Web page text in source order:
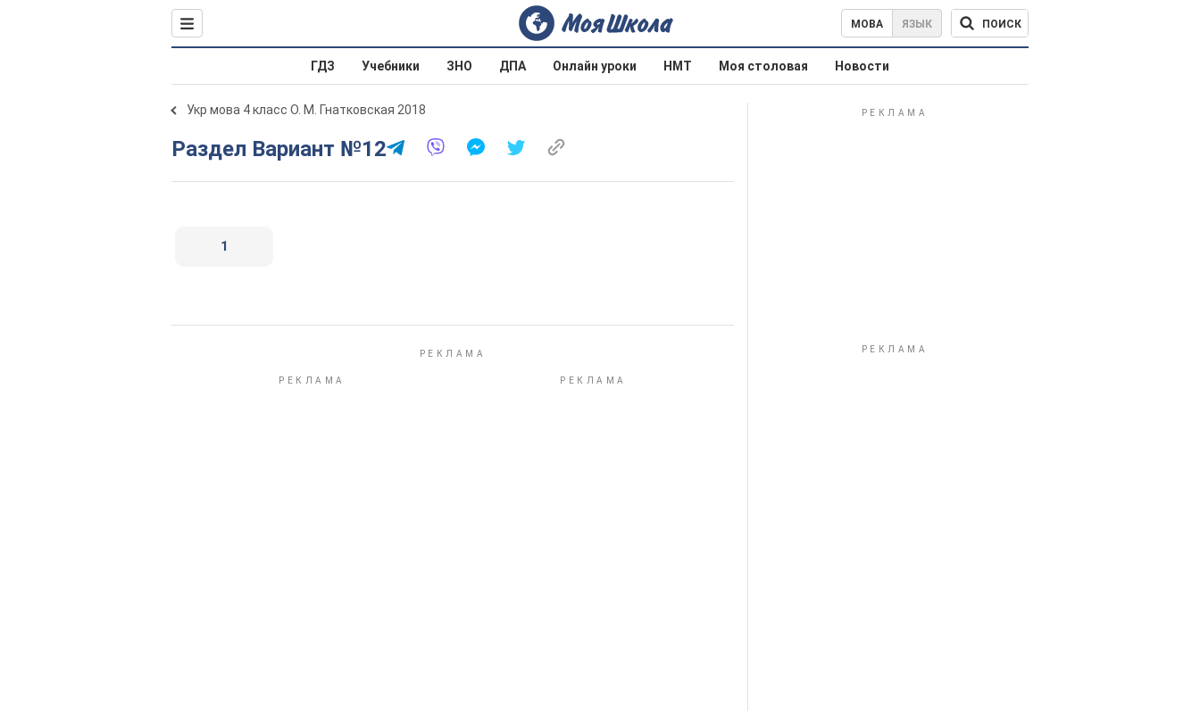
МОВА ЯЗЫК ПОИСК
ГДЗ Учебники ЗНО ДПА Онлайн уроки НМТ Моя столовая Новости
Укр мова 4 класс О. М. Гнатковская 2018
Раздел Вариант №12
1